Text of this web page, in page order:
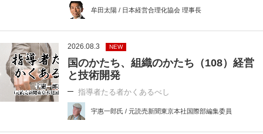
牟田太陽 / 日本経営合理化協会 理事長
2026.08.3 NEW
国のかたち、組織のかたち（108）経営
と技術開発
指導者たる者かくあるべし
宇惠一郎氏 / 元読売新聞東京本社国際部編集委員